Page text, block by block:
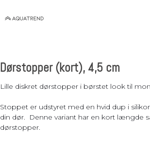
Dørstopper (kort), 4,5 cm
Lille diskret dørstopper i børstet look til
Stoppet er udstyret med en hvid dup i
din dør. Denne variant har en kort længde
dørstopper.